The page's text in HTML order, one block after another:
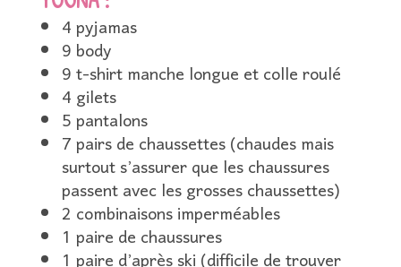
4 pyjamas
9 body
9 t-shirt manche longue et colle roulé
4 gilets
5 pantalons
7 pairs de chaussettes (chaudes mais
surtout s’assurer que les chaussures
passent avec les grosses chaussettes)
2 combinaisons imperméables
1 paire de chaussures